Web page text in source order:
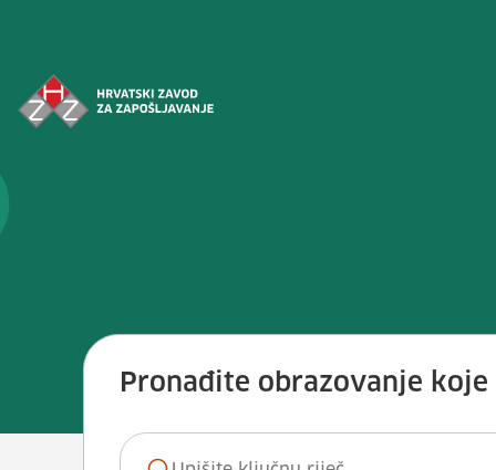
Vještina: <span>Rukovati
Pronađite obrazovanje